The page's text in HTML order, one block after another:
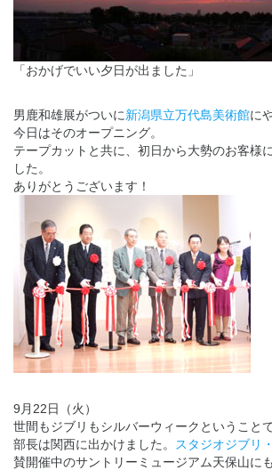
「おかげでいい夕日が出ました」
男鹿和雄展がついに新潟県立万代島美術館に
今日はそのオープニング。
テープカットと共に、初日から大勢のお客様
した。
ありがとうございます！
9月22日（火）
世間もジブリもシルバーウィークということ
部長は関西に出かけました。
スタジオジブリ
賛開催中のサントリーミュージアム天保山に